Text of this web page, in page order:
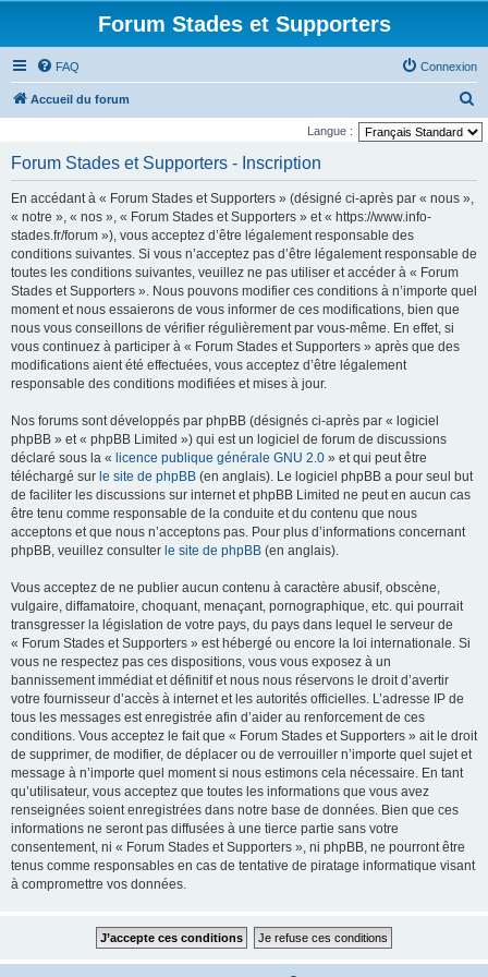
Forum Stades et Supporters
FAQ Connexion
Accueil du forum
e
Langue :
Forum Stades et Supporters - Inscription
En accédant à « Forum Stades et Supporters » (désigné ci-après par « nous »,
« notre », « nos », « Forum Stades et Supporters » et « https://www.info-
stades.fr/forum »), vous acceptez d’être légalement responsable des
conditions suivantes. Si vous n’acceptez pas d’être légalement responsable de
toutes les conditions suivantes, veuillez ne pas utiliser et accéder à « Forum
Stades et Supporters ». Nous pouvons modifier ces conditions à n’importe quel
moment et nous essaierons de vous informer de ces modifications, bien que
nous vous conseillons de vérifier régulièrement par vous-même. En effet, si
vous continuez à participer à « Forum Stades et Supporters » après que des
modifications aient été effectuées, vous acceptez d’être légalement
responsable des conditions modifiées et mises à jour.
Nos forums sont développés par phpBB (désignés ci-après par « logiciel
phpBB » et « phpBB Limited ») qui est un logiciel de forum de discussions
déclaré sous la « licence publique générale GNU 2.0 » et qui peut être
téléchargé sur le site de phpBB (en anglais). Le logiciel phpBB a pour seul but
de faciliter les discussions sur internet et phpBB Limited ne peut en aucun cas
être tenu comme responsable de la conduite et du contenu que nous
acceptons et que nous n’acceptons pas. Pour plus d’informations concernant
phpBB, veuillez consulter le site de phpBB (en anglais).
Vous acceptez de ne publier aucun contenu à caractère abusif, obscène,
vulgaire, diffamatoire, choquant, menaçant, pornographique, etc. qui pourrait
transgresser la législation de votre pays, du pays dans lequel le serveur de
« Forum Stades et Supporters » est hébergé ou encore la loi internationale. Si
vous ne respectez pas ces dispositions, vous vous exposez à un
bannissement immédiat et définitif et nous nous réservons le droit d’avertir
votre fournisseur d’accès à internet et les autorités officielles. L’adresse IP de
tous les messages est enregistrée afin d’aider au renforcement de ces
conditions. Vous acceptez le fait que « Forum Stades et Supporters » ait le droit
de supprimer, de modifier, de déplacer ou de verrouiller n’importe quel sujet et
message à n’importe quel moment si nous estimons cela nécessaire. En tant
qu’utilisateur, vous acceptez que toutes les informations que vous avez
renseignées soient enregistrées dans notre base de données. Bien que ces
informations ne seront pas diffusées à une tierce partie sans votre
consentement, ni « Forum Stades et Supporters », ni phpBB, ne pourront être
tenus comme responsables en cas de tentative de piratage informatique visant
à compromettre vos données.